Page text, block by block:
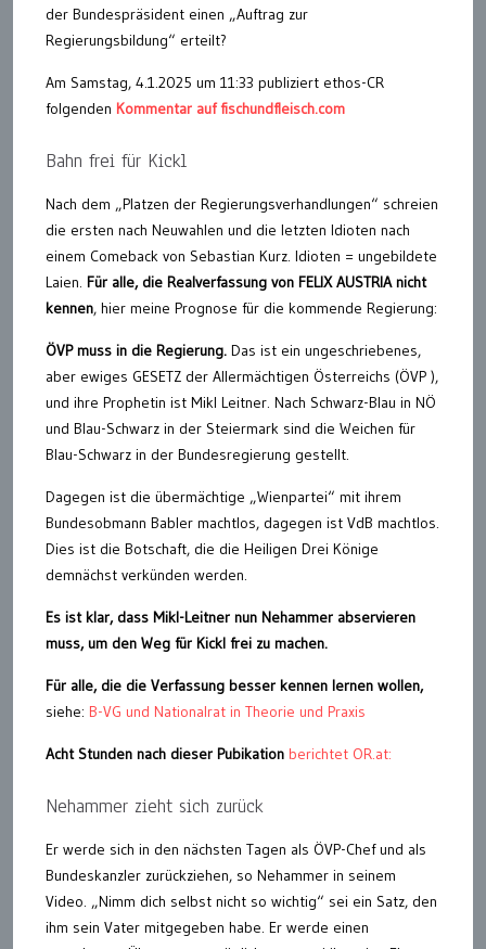
der Bundespräsident einen „Auftrag zur
Regierungsbildung“ erteilt?
Am Samstag, 4.1.2025 um 11:33 publiziert ethos-CR
folgenden Kommentar auf fischundfleisch.com
Bahn frei für Kickl
Nach dem „Platzen der Regierungsverhandlungen“ schreien
die ersten nach Neuwahlen und die letzten Idioten nach
einem Comeback von Sebastian Kurz. Idioten = ungebildete
Laien. Für alle, die Realverfassung von FELIX AUSTRIA nicht
kennen, hier meine Prognose für die kommende Regierung:
ÖVP muss in die Regierung. Das ist ein ungeschriebenes,
aber ewiges GESETZ der Allermächtigen Österreichs (ÖVP ),
und ihre Prophetin ist Mikl Leitner. Nach Schwarz-Blau in NÖ
und Blau-Schwarz in der Steiermark sind die Weichen für
Blau-Schwarz in der Bundesregierung gestellt.
Dagegen ist die übermächtige „Wienpartei“ mit ihrem
Bundesobmann Babler machtlos, dagegen ist VdB machtlos.
Dies ist die Botschaft, die die Heiligen Drei Könige
demnächst verkünden werden.
Es ist klar, dass Mikl-Leitner nun Nehammer abservieren
muss, um den Weg für Kickl frei zu machen.
Für alle, die die Verfassung besser kennen lernen wollen,
siehe: B-VG und Nationalrat in Theorie und Praxis
Acht Stunden nach dieser Pubikation berichtet OR.at:
Nehammer zieht sich zurück
Er werde sich in den nächsten Tagen als ÖVP-Chef und als
Bundeskanzler zurückziehen, so Nehammer in seinem
Video. „Nimm dich selbst nicht so wichtig“ sei ein Satz, den
ihm sein Vater mitgegeben habe. Er werde einen